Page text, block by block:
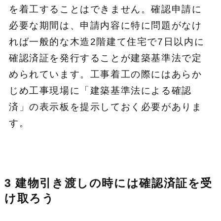
を着工することはできません。確認申請に
必要な期間は、申請内容に特に問題がなけ
れば一般的な木造2階建て住宅で7日以内に
確認済証を発行することが建築基準法で定
められています。工事着工の際にはあらか
じめ工事現場に「建築基準法による確認
済」の表示板を提示しておく必要がありま
す。
3 建物引き渡しの時には確認済証を受
け取ろう